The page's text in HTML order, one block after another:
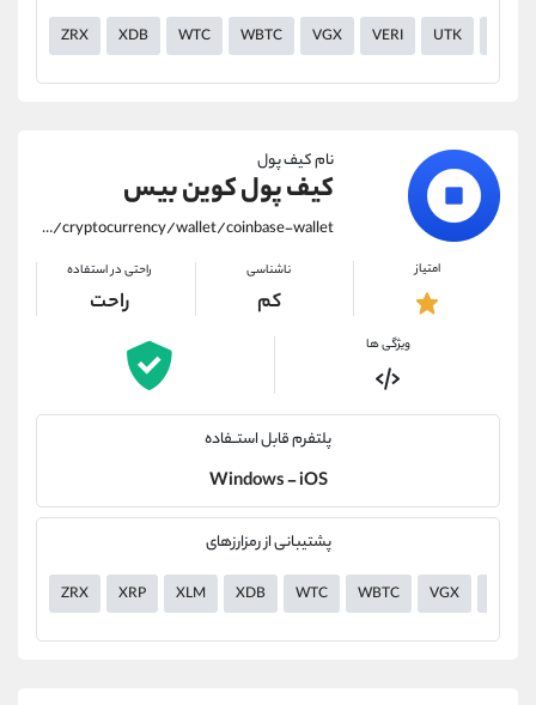
ZRX XDB WTC WBTC VGX VERI UTK
نام کیف پول
کیف پول کوین بیس
https://alirezamehrabi.com/cryptocurrency/wallet/coinbase-wallet
امتیاز ناشناسی
کم
راحتی در استفاده
راحت
ویژگی ها
پلتفرم قابل استــفاده
Windows - iOS
پشتیبانی از رمزارزهای
ZRX XRP XLM XDB WTC WBTC VGX